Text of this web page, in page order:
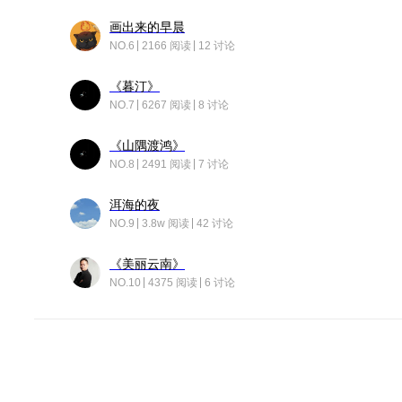
画出来的早晨
NO.6 2166 阅读 12 讨论
《暮汀》
NO.7 6267 阅读 8 讨论
《山隅渡鸿》
NO.8 2491 阅读 7 讨论
洱海的夜
NO.9 3.8w 阅读 42 讨论
《美丽云南》
NO.10 4375 阅读 6 讨论